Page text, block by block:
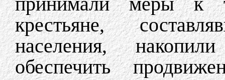
крестьяне,
населения,
обеспечить